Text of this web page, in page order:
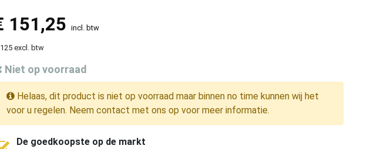
151,25 incl. btw
excl. btw
Niet op voorraad
Helaas, dit product is niet op voorraad maar binnen no time kunnen wij het
voor u regelen. Neem contact met ons op voor meer informatie.
De goedkoopste op de markt